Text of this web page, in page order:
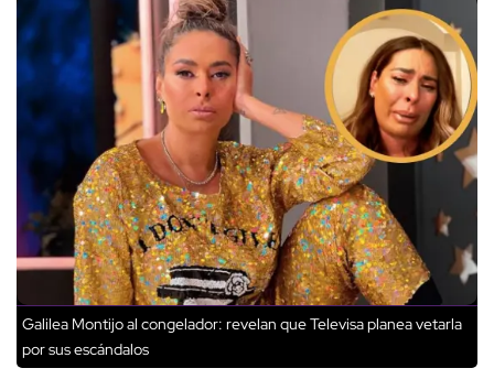
Galilea Montijo al congelador: revelan que Televisa planea vetarla
por sus escándalos